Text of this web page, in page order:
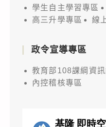
學生自主學習專區
高三升學專區
線
政令宣導專區
教育部108課綱資訊
內控稽核專區